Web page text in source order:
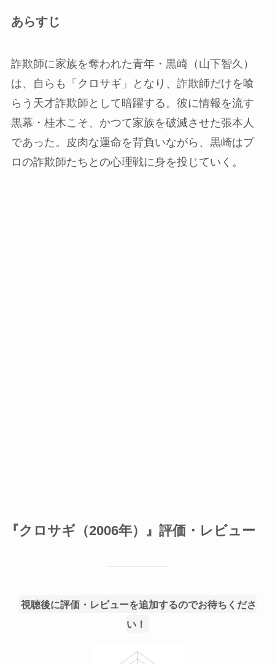
あらすじ
詐欺師に家族を奪われた青年・黒崎（山下智久）
は、自らも「クロサギ」となり、詐欺師だけを喰
らう天才詐欺師として暗躍する。彼に情報を流す
黒幕・桂木こそ、かつて家族を破滅させた張本人
であった。皮肉な運命を背負いながら、黒崎はプ
ロの詐欺師たちとの心理戦に身を投じていく。
『クロサギ（2006年）』評価・レビュー
視聴後に評価・レビューを追加するのでお待ちくださ
い！